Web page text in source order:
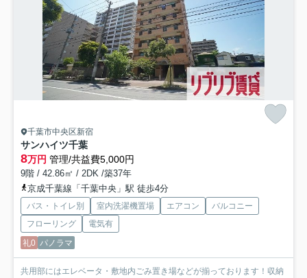
千葉市中央区新宿
サンハイツ千葉
8万円 管理/共益費5,000円
9階 / 42.86㎡ / 2DK /築37年
京成千葉線「千葉中央」駅 徒歩4分
バス・トイレ別 室内洗濯機置場 エアコン
バルコニー
フローリング
電気有
礼0 パノラマ
共用部にはエレベータ・敷地内ごみ置き場などが揃っております！収納